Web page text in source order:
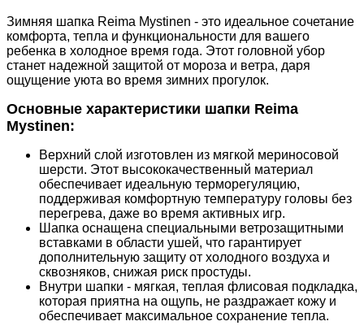
Зимняя шапка Reima Mystinen - это идеальное сочетание
комфорта, тепла и функциональности для вашего
ребенка в холодное время года. Этот головной убор
станет надежной защитой от мороза и ветра, даря
ощущение уюта во время зимних прогулок.
Основные характеристики шапки Reima
Mystinen:
Верхний слой изготовлен из мягкой мериносовой
шерсти. Этот высококачественный материал
обеспечивает идеальную терморегуляцию,
поддерживая комфортную температуру головы без
перегрева, даже во время активных игр.
Шапка оснащена специальными ветрозащитными
вставками в области ушей, что гарантирует
дополнительную защиту от холодного воздуха и
сквозняков, снижая риск простуды.
Внутри шапки - мягкая, теплая флисовая подкладка,
которая приятна на ощупь, не раздражает кожу и
обеспечивает максимальное сохранение тепла.